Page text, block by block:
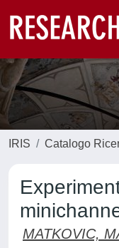
IRIS Catalogo
MATKOVIC,